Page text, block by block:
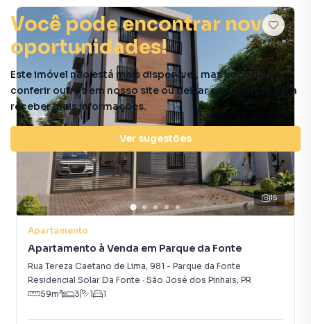
Você pode encontrar novas
oportunidades!
Este imóvel não está mais disponível, mas você pode
conferir outros em nosso site ou deixar seu contato para
receber mais informações.
Ver sugestões
15
Apartamento
Apartamento à Venda em Parque da Fonte
Rua Tereza Caetano de Lima, 981 - Parque da Fonte
Residencial Solar Da Fonte · São José dos Pinhais, PR
59m² 3 1 1